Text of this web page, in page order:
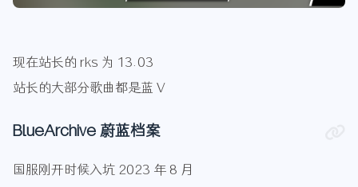
现在站长的 rks 为 13.03
站长的大部分歌曲都是蓝 V
BlueArchive 蔚蓝档案
国服刚开时候入坑 2023 年 8 月